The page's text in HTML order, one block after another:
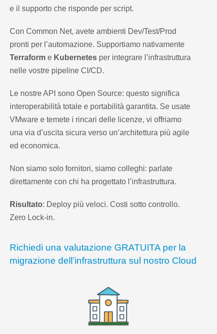
e il supporto che risponde per script.
Con Common Net, avete ambienti Dev/Test/Prod
pronti per l’automazione. Supportiamo nativamente
Terraforme Kubernetesper integrare l’infrastruttura
nelle vostre pipeline CI/CD.
Le nostre API sono Open Source: questo significa
interoperabilità totale e portabilità garantita. Se usate
VMware e temete i rincari delle licenze, vi offriamo
una via d’uscita sicura verso un’architettura più agile
ed economica.
Non siamo solo fornitori, siamo colleghi: parlate
direttamente con chi ha progettato l’infrastruttura.
Risultato: Deploy più veloci. Costi sotto controllo.
Zero Lock-in.
Richiedi una valutazione GRATUITA per la
migrazione dell’infrastruttura sul nostro Cloud